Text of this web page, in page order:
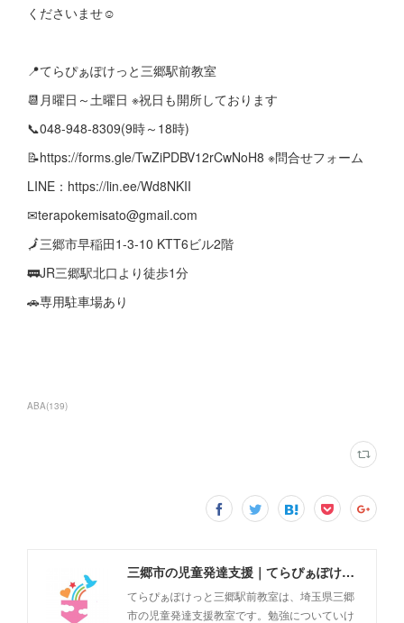
くださいませ☺️
📍てらぴぁぽけっと三郷駅前教室
📆月曜日～土曜日 ※祝日も開所しております
📞048-948-8309(9時～18時)
📝https://forms.gle/TwZiPDBV12rCwNoH8 ※問合せフォーム
LINE：https://lin.ee/Wd8NKII
✉terapokemisato@gmail.com
🗾三郷市早稲田1-3-10 KTT6ビル2階
🚃JR三郷駅北口より徒歩1分
🚗専用駐車場あり
ABA(139)
三郷市の児童発達支援｜てらぴぁぽけっと三郷駅前教室
てらぴぁぽけっと三郷駅前教室は、埼玉県三郷
市の児童発達支援教室です。勉強についていけ